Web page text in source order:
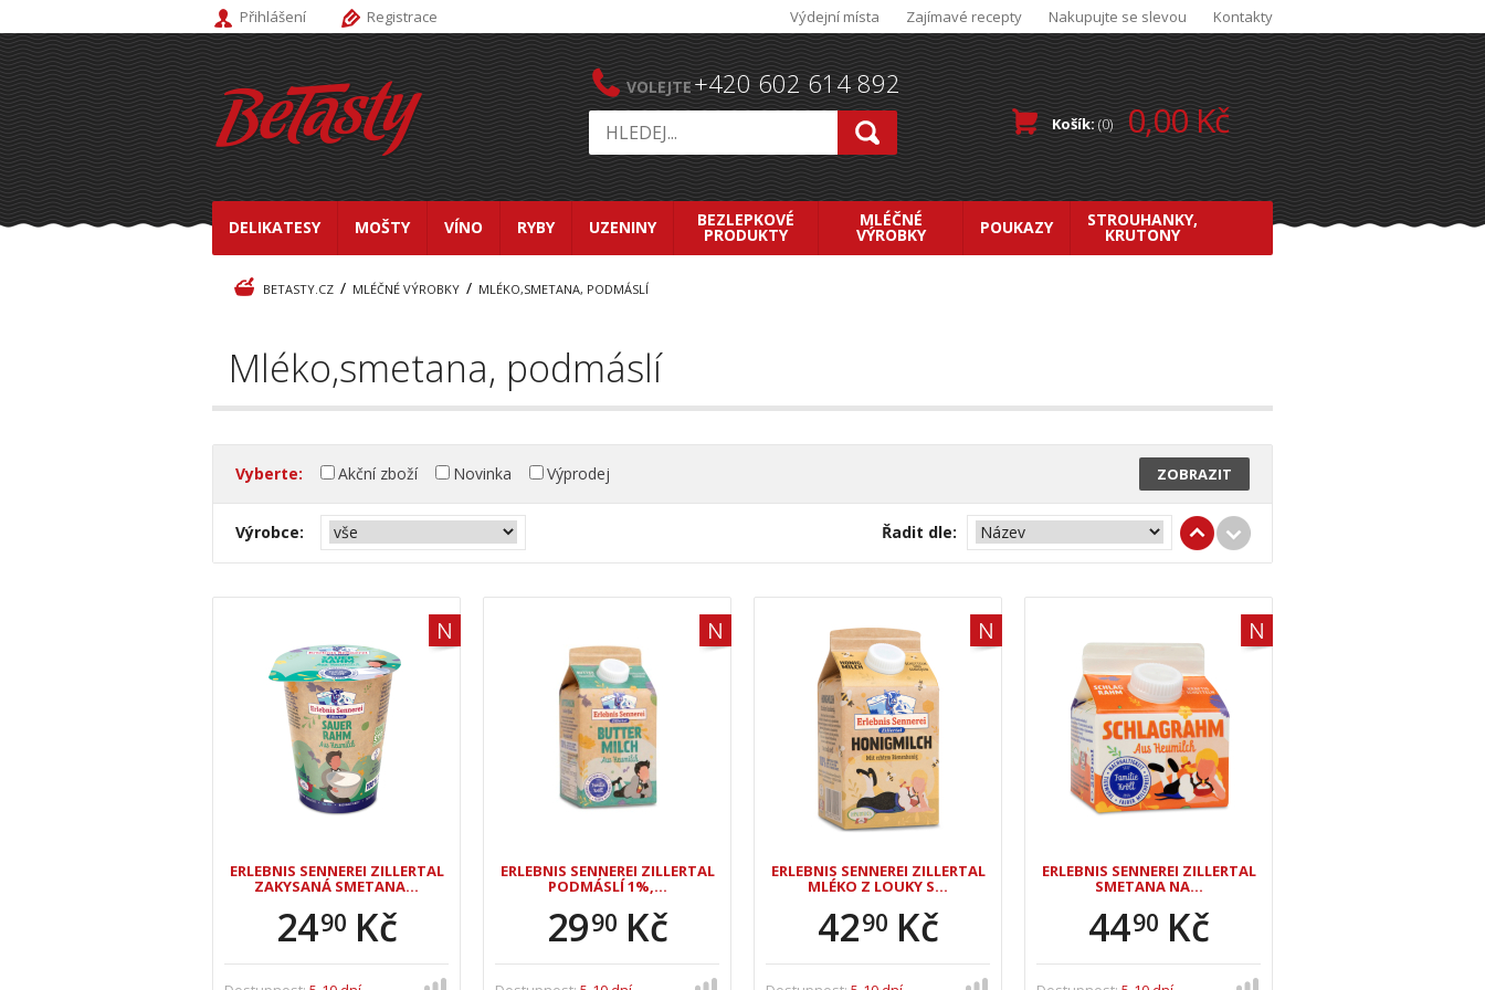
Výdejní místa Zajímavé recepty Nakupujte se slevou Kontakty
Přihlášení Registrace
VOLEJTE+420 602 614 892
Košík:(0) 0,00 Kč
DELIKATESY MOŠTY VÍNO RYBY UZENINY BEZLEPKOVÉ
PRODUKTY
MLÉČNÉ
VÝROBKY POUKAZY STROUHANKY,
KRUTONY
BETASTY.CZ / MLÉČNÉ VÝROBKY / MLÉKO,SMETANA, PODMÁSLÍ
Mléko,smetana, podmáslí
Vyberte: Akční zboží Novinka Výprodej ZOBRAZIT
Výrobce: Řadit dle:
ERLEBNIS SENNEREI ZILLERTAL
ZAKYSANÁ SMETANA…
2490Kč
ERLEBNIS SENNEREI ZILLERTAL
PODMÁSLÍ 1%,…
2990Kč
ERLEBNIS SENNEREI ZILLERTAL
MLÉKO Z LOUKY S…
4290Kč
ERLEBNIS SENNEREI ZILLERTAL
SMETANA NA…
4490Kč